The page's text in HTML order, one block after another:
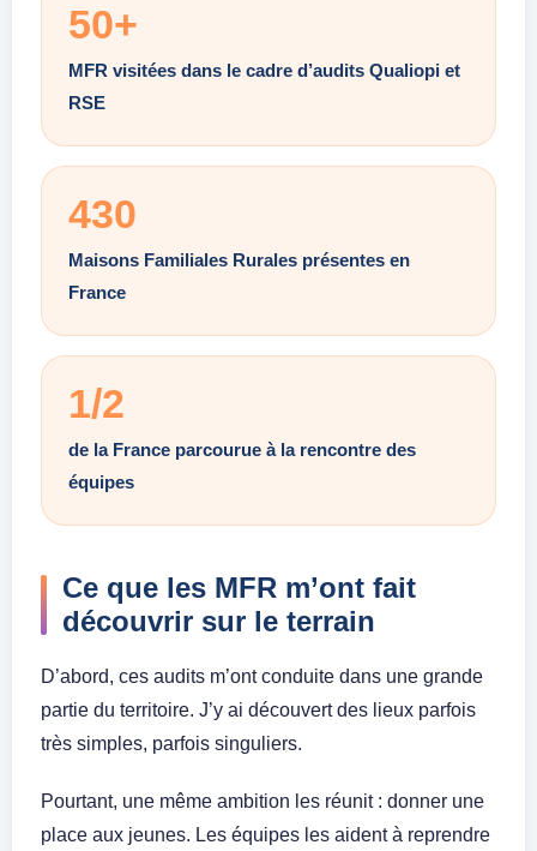
50+
MFR visitées dans le cadre d’audits Qualiopi et
RSE
430
Maisons Familiales Rurales présentes en
France
1/2
de la France parcourue à la rencontre des
équipes
Ce que les MFR m’ont fait
découvrir sur le terrain
D’abord, ces audits m’ont conduite dans une grande
partie du territoire. J’y ai découvert des lieux parfois
très simples, parfois singuliers.
Pourtant, une même ambition les réunit : donner une
place aux jeunes. Les équipes les aident à reprendre